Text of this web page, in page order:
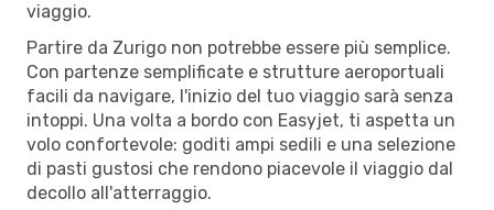
viaggio.
Partire da Zurigo non potrebbe essere più semplice.
Con partenze semplificate e strutture aeroportuali
facili da navigare, l'inizio del tuo viaggio sarà senza
intoppi. Una volta a bordo con Easyjet, ti aspetta un
volo confortevole: goditi ampi sedili e una selezione
di pasti gustosi che rendono piacevole il viaggio dal
decollo all'atterraggio.